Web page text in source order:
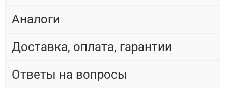
Аналоги
Доставка, оплата, гарантии
Ответы на вопросы